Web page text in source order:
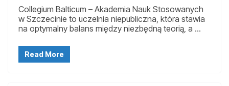
Collegium Balticum – Akademia Nauk Stosowanych
w Szczecinie to uczelnia niepubliczna, która stawia
na optymalny balans między niezbędną teorią, a …
Read More